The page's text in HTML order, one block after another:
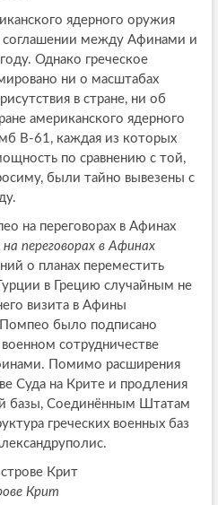
ядерного оружия
между Афинами и
Однако греческое
ни о масштабах
в стране, ни об
американского ядерного
B-61, каждая из которых
по сравнению с той,
были тайно вывезены с
переговорах в Афинах
о планах переместить
в Грецию случайным не
визита в Афины
было подписано
сотрудничестве
Помимо расширения
Суда на Крите и продления
базы, Соединённым Штатам
греческих военных баз
Крит